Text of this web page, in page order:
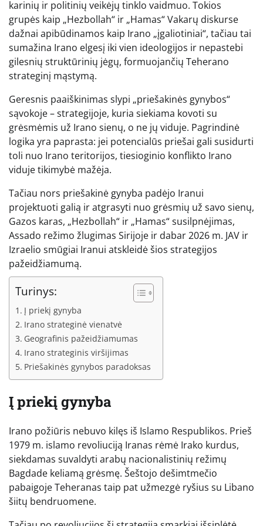
karinių ir politinių veikėjų tinklo vaidmuo. Tokios
grupės kaip „Hezbollah“ ir „Hamas“ Vakarų diskurse
dažnai apibūdinamos kaip Irano „įgaliotiniai“, tačiau tai
sumažina Irano elgesį iki vien ideologijos ir nepastebi
gilesnių struktūrinių jėgų, formuojančių Teherano
strateginį mąstymą.
Geresnis paaiškinimas slypi „priešakinės gynybos“
sąvokoje – strategijoje, kuria siekiama kovoti su
grėsmėmis už Irano sienų, o ne jų viduje. Pagrindinė
logika yra paprasta: jei potencialūs priešai gali susidurti
toli nuo Irano teritorijos, tiesioginio konflikto Irano
viduje tikimybė mažėja.
Tačiau nors priešakinė gynyba padėjo Iranui
projektuoti galią ir atgrasyti nuo grėsmių už savo sienų,
Gazos karas, „Hezbollah“ ir „Hamas“ susilpnėjimas,
Assado režimo žlugimas Sirijoje ir dabar 2026 m. JAV ir
Izraelio smūgiai Iranui atskleidė šios strategijos
pažeidžiamumą.
Turinys:
Į priekį gynyba
Irano strateginė vienatvė
Geografinis pažeidžiamumas
Irano strateginis viršijimas
Priešakinės gynybos paradoksas
Į priekį gynyba
Irano požiūris nebuvo kilęs iš Islamo Respublikos. Prieš
1979 m. islamo revoliuciją Iranas rėmė Irako kurdus,
siekdamas suvaldyti arabų nacionalistinių režimų
Bagdade keliamą grėsmę. Šeštojo dešimtmečio
pabaigoje Teheranas taip pat užmezgė ryšius su Libano
šiitų bendruomene.